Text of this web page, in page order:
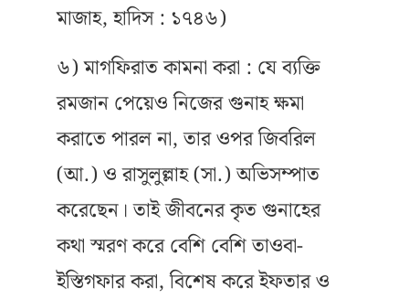
মাজাহ, হাদিস : ১৭৪৬)
৬) মাগফিরাত কামনা করা : যে ব্যক্তি
রমজান পেয়েও নিজের গুনাহ ক্ষমা
করাতে পারল না, তার ওপর জিবরিল
(আ.) ও রাসুলুল্লাহ (সা.) অভিসম্পাত
করেছেন। তাই জীবনের কৃত গুনাহের
কথা স্মরণ করে বেশি বেশি তাওবা-
ইস্তিগফার করা, বিশেষ করে ইফতার ও